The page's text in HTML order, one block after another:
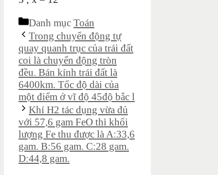
Danh mục Toán
Trong chuyển động tự
quay quanh trục của trái đất
coi là chuyển động tròn
đều. Bán kính trái đất là
6400km. Tốc độ dài của
một điểm ở vĩ độ 45độ bắc l
Khí H2 tác dụng vừa đủ
với 57,6 gam FeO thì khối
lượng Fe thu được là A:33,6
gam. B:56 gam. C:28 gam.
D:44,8 gam.